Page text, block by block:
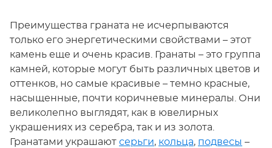
Преимущества граната не исчерпываются
только его энергетическими свойствами – этот
камень еще и очень красив. Гранаты – это группа
камней, которые могут быть различных цветов и
оттенков, но самые красивые – темно красные,
насыщенные, почти коричневые минералы. Они
великолепно выглядят, как в ювелирных
украшениях из серебра, так и из золота.
Гранатами украшают серьги, кольца, подвесы –